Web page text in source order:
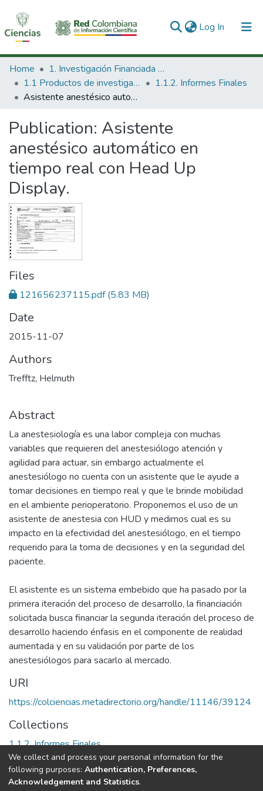
Log In (current)
Communities & Collections
All of DSpace
Home
1. Investigación Financiada con Recursos Públicos
1.1 Productos de investigación
1.1.2. Informes Finales
Asistente anestésico automático en tiempo real con Head Up Display.
Publication: Asistente
anestésico automático en
tiempo real con Head Up
Display.
Files
121656237115.pdf(5.83 MB)
Date
2015-11-07
Authors
Trefftz, Helmuth
Abstract
La anestesiología es una labor compleja con muchas
variables que requieren del anestesiólogo atención y
agilidad para actuar, sin embargo actualmente el
anestesiólogo no cuenta con un asistente que le ayude a
tomar decisiones en tiempo real y que le brinde mobilidad
en el ambiente perioperatorio. Proponemos el uso de un
asistente de anestesia con HUD y medimos cual es su
impacto en la efectividad del anestesiólogo, en el tiempo
requerido para la toma de decisiones y en la seguridad del
paciente.
El asistente es un sistema embebido que ha pasado por la
primera iteración del proceso de desarrollo, la financiación
solicitada busca financiar la segunda iteración del proceso de
desarrollo haciendo énfasis en el componente de realidad
aumentada y en su validación por parte de los
anestesiólogos para sacarlo al mercado.
URI
https://colciencias.metadirectorio.org/handle/11146/39124
Collections
1.1.2. Informes Finales
Full item page
We collect and process your personal information for the
following purposes: Authentication, Preferences,
Acknowledgement and Statistics.